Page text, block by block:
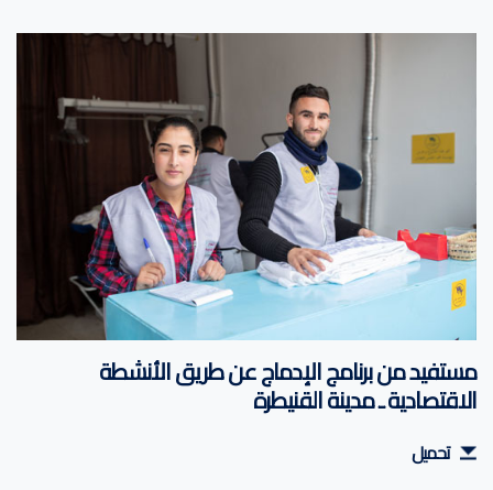
مستفيد من برنامج الإدماج عن طريق الأنشطة
الاقتصادية ـ مدينة القنيطرة
تحميل